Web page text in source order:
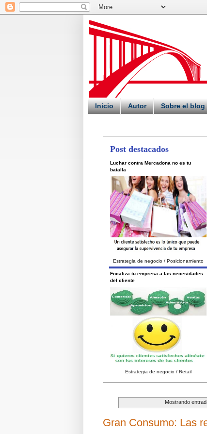
Inicio Autor Sobre el blog
Post destacados
Luchar contra Mercadona no es tu
batalla
Estrategia de negocio / Posicionamiento
Focaliza tu empresa a las necesidades
del cliente
Estrategia de negocio / Retail
Mostrando
Gran Consumo: Las